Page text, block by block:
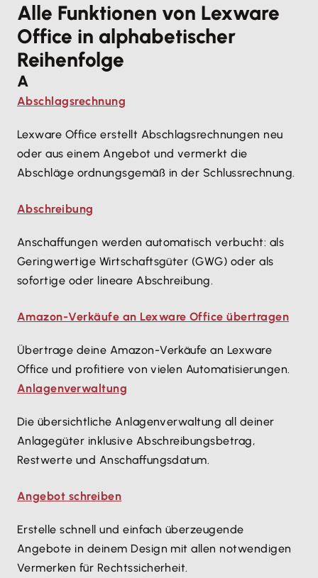
Alle Funktionen von Lexware
Office in alphabetischer
Reihenfolge
A
Abschlagsrechnung
Lexware Office erstellt Abschlagsrechnungen neu
oder aus einem Angebot und vermerkt die
Abschläge ordnungsgemäß in der Schlussrechnung.
Abschreibung
Anschaffungen werden automatisch verbucht: als
Geringwertige Wirtschaftsgüter (GWG) oder als
sofortige oder lineare Abschreibung.
Amazon-Verkäufe an Lexware Office übertragen
Übertrage deine Amazon-Verkäufe an Lexware
Office und profitiere von vielen Automatisierungen.
Anlagenverwaltung
Die übersichtliche Anlagenverwaltung all deiner
Anlagegüter inklusive Abschreibungsbetrag,
Restwerte und Anschaffungsdatum.
Angebot schreiben
Erstelle schnell und einfach überzeugende
Angebote in deinem Design mit allen notwendigen
Vermerken für Rechtssicherheit.